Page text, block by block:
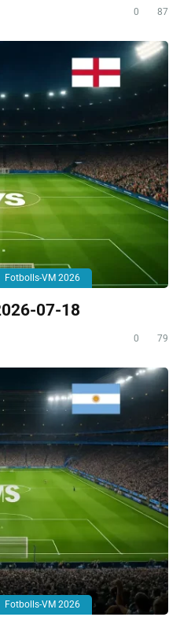
0 87
Fotbolls-VM 2026
07-18
0 79
Fotbolls-VM 2026